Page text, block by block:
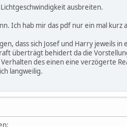
ausbreiten.
Ich hab mir das pdf nur ein mal
dass sich Josef und Harry jeweils in
überträgt behidert da die
des einen eine verzögerte
langweilig.